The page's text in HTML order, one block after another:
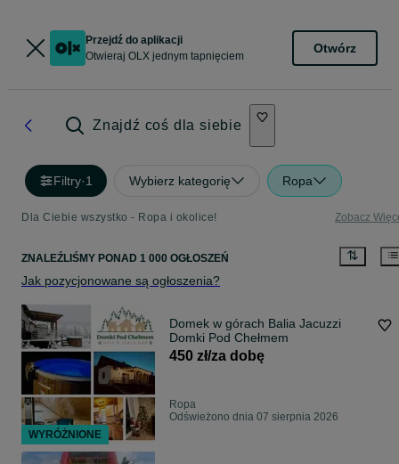
Przejdź do aplikacji
Otwieraj OLX jednym tapnięciem
Otwórz
Znajdź coś dla siebie
Filtry·1 Wybierz kategorię Ropa
Dla Ciebie wszystko - Ropa i okolice! Zobacz
ZNALEŹLIŚMY PONAD 1 000 OGŁOSZEŃ
Jak pozycjonowane są ogłoszenia?
Domek w górach Balia Jacuzzi
Domki Pod Chełmem
450 zł/za dobę
Ropa
Odświeżono dnia 07 sierpnia 2026
WYRÓŻNIONE